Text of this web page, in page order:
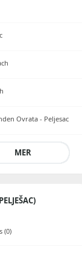
Ovrata - Peljesac
MER
(0)